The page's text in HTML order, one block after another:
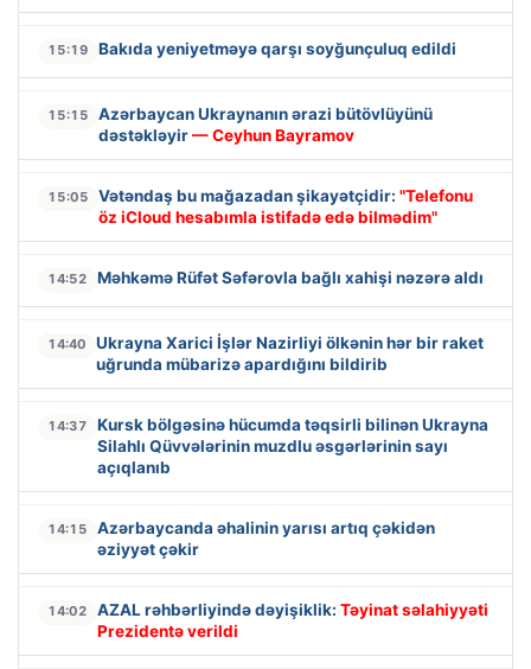
15:19 Bakıda yeniyetməyə qarşı soyğunçuluq edildi
15:15
Azərbaycan Ukraynanın ərazi bütövlüyünü
dəstəkləyir— Ceyhun Bayramov
15:05 Vətəndaş bu mağazadan şikayətçidir: "Telefonu
öz iCloud hesabımla istifadə edə bilmədim"
14:52 Məhkəmə Rüfət Səfərovla bağlı xahişi nəzərə aldı
14:40
Ukrayna Xarici İşlər Nazirliyi ölkənin hər bir raket
uğrunda mübarizə apardığını bildirib
14:37
Kursk bölgəsinə hücumda təqsirli bilinən Ukrayna
Silahlı Qüvvələrinin muzdlu əsgərlərinin sayı
açıqlanıb
14:15
Azərbaycanda əhalinin yarısı artıq çəkidən
əziyyət çəkir
14:02 AZAL rəhbərliyində dəyişiklik: Təyinat səlahiyyəti
Prezidentə verildi